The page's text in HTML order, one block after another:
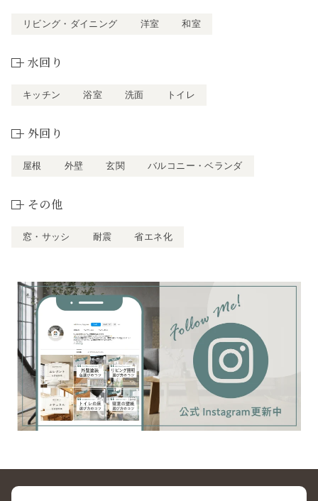
リビング・ダイニング 洋室 和室
水回り
キッチン 浴室 洗面 トイレ
外回り
屋根 外壁 玄関 バルコニー・ベランダ
その他
窓・サッシ 耐震 省エネ化